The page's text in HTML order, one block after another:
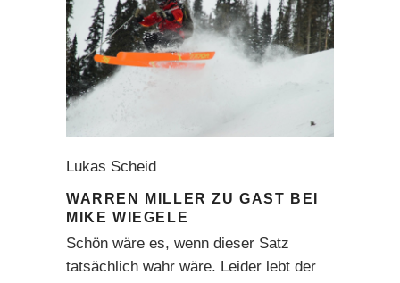
Lukas Scheid
WARREN MILLER ZU GAST BEI
MIKE WIEGELE
Schön wäre es, wenn dieser Satz
tatsächlich wahr wäre. Leider lebt der